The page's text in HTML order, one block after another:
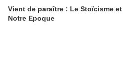
Vient de paraître : Le Stoïcisme et
Notre Epoque